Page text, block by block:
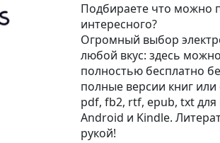
Подбираете что можно
интересного?
Огромный выбор
любой вкус: здесь
полностью бесплатно
полные версии книг
pdf, fb2, rtf, epub, txt для
Android и Kindle.
рукой!